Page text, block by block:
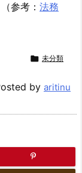
参考： 法務
 未分類
by aritinu